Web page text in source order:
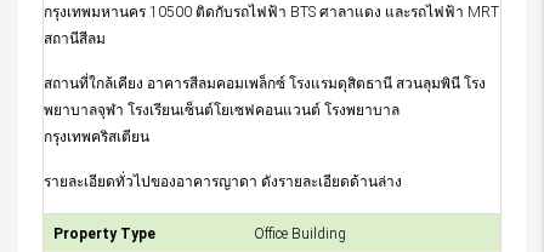
กรุงเทพมหานคร 10500 ติดกับรถไฟฟ้า BTS ศาลาแดง และรถไฟฟ้า MRT
สถานีสีลม
สถานที่ใกล้เคียง อาคารสีลมคอมเพล็กซ์ โรงแรมดุสิตธานี สวนลุมพินี โรง
พยาบาลจุฬา โรงเรียนเซ็นต์โยเซฟคอนแวนต์ โรงพยาบาล
กรุงเทพคริสเตียน
รายละเอียดทั่วไปของอาคารญาดา ดังรายละเอียดด้านล่าง
Property Type Office Building